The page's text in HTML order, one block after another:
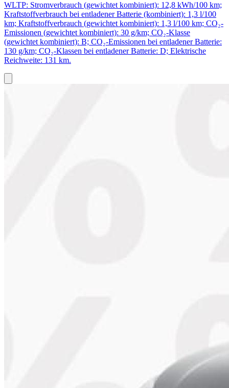
WLTP: Stromverbrauch (gewichtet kombiniert): 12,8 kWh/100 km;
Kraftstoffverbrauch bei entladener Batterie (kombiniert): 1,3 l/100
km; Kraftstoffverbrauch (gewichtet kombiniert): 1,3 l/100 km; CO₂-
Emissionen (gewichtet kombiniert): 30 g/km; CO₂-Klasse
(gewichtet kombiniert): B; CO₂-Emissionen bei entladener Batterie:
130 g/km; CO₂-Klassen bei entladener Batterie: D; Elektrische
Reichweite: 131 km.